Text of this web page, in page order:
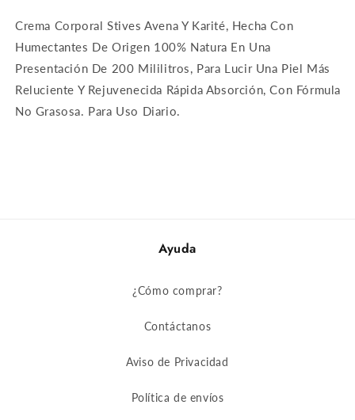
Crema Corporal Stives Avena Y Karité, Hecha Con
Humectantes De Origen 100% Natura En Una
Presentación De 200 Mililitros, Para Lucir Una Piel Más
Reluciente Y Rejuvenecida Rápida Absorción, Con Fórmula
No Grasosa. Para Uso Diario.
Ayuda
¿Cómo comprar?
Contáctanos
Aviso de Privacidad
Política de envíos